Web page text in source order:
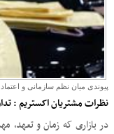
پیوندی میان نظم سازمانی و
نظرات مشتریان اکستریم :
در بازاری که زمان و تعهد،